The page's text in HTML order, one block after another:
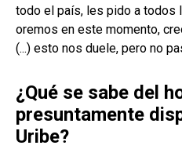
todo el país, les pido a todos
oremos en este momento,
(...) esto nos duele, pero no
¿Qué se sabe del
presuntamente
Uribe?